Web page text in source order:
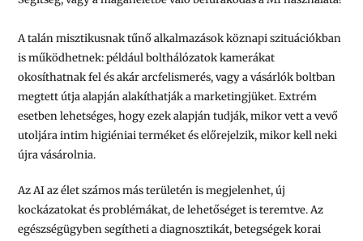
A talán misztikusnak tűnő alkalmazások köznapi szituációkban
is működhetnek: például bolthálózatok kamerákat
okosíthatnak fel és akár arcfelismerés, vagy a vásárlók boltban
megtett útja alapján alakíthatják a marketingjüket. Extrém
esetben lehetséges, hogy ezek alapján tudják, mikor vett a vevő
utoljára intim higiéniai terméket és előrejelzik, mikor kell neki
újra vásárolnia.
Az AI az élet számos más területén is megjelenhet, új
kockázatokat és problémákat, de lehetőséget is teremtve. Az
egészségügyben segítheti a diagnosztikát, betegségek korai